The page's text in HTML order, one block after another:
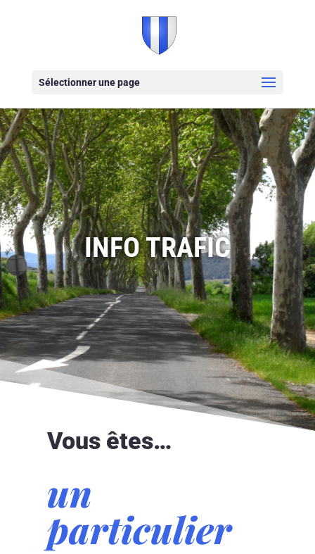
Sélectionner une page
INFO TRAFIC
Vous êtes…
un
particulier